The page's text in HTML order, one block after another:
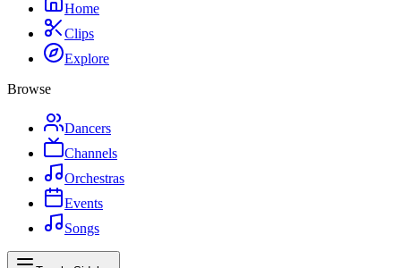
Home
Clips
Explore
Browse
Dancers
Channels
Orchestras
Events
Songs